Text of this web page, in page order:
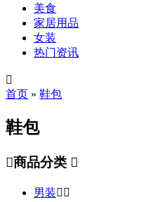
美食
家居用品
女装
热门资讯

首页 » 鞋包
鞋包
商品分类 
男装 